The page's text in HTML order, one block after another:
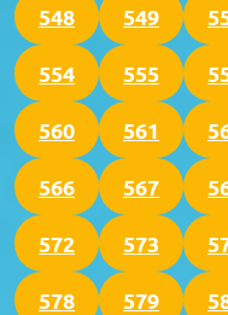
548 549
554 555
560 561
566 567
572 573
578 579